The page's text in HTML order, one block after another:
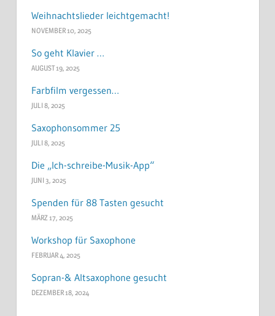
Weihnachtslieder leichtgemacht!
NOVEMBER 10, 2025
So geht Klavier …
AUGUST 19, 2025
Farbfilm vergessen…
JULI 8, 2025
Saxophonsommer 25
JULI 8, 2025
Die „Ich-schreibe-Musik-App“
JUNI 3, 2025
Spenden für 88 Tasten gesucht
MÄRZ 17, 2025
Workshop für Saxophone
FEBRUAR 4, 2025
Sopran-& Altsaxophone gesucht
DEZEMBER 18, 2024